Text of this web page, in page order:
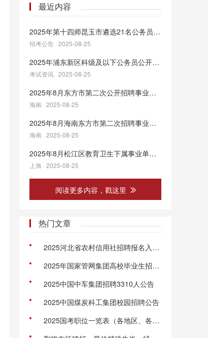
最近内容
2025年第十四师昆玉市遴选21名公务员公告
招考公告 · 2025-08-25
2025年浦东新区科级及以下公务员公开交流
考试资讯 · 2025-08-25
2025年8月东方市第二次公开招聘事业编制工作人员80人公告
海南 · 2025-08-25
2025年8月海南东方市第二次招聘事业编制工作人员80人公告
海南 · 2025-08-25
2025年8月松江区教育卫生下属事业单位编外用工人员公开招聘公告
上海 · 2025-08-25
阅读更多内容，戳这里
热门文章
2025河北省农村信用社招聘报名入口官网：http://zp.hebnx.com:10001/zp.html#/
2025年国家管网集团高校毕业生招聘公告
2025中国中车集团招聘3310人公告
2025中国煤炭科工集团校园招聘公告
2025国考职位一览表（各地区、各部门招录岗位表下载）